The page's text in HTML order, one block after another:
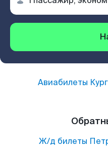
Авиабилеты
Ж/д билеты